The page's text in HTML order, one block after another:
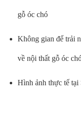
gỗ óc chó
Không gian để trải
về nội thất gỗ óc
Hình ảnh thực tế tại